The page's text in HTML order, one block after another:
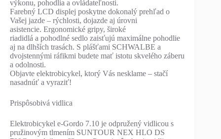
výkonu, pohodlia a ovládateľnosti.
Farebný LCD displej poskytne dokonalý prehľad o
Vašej jazde – rýchlosti, dojazde aj úrovni
asistencie. Ergonomické gripy, široké
riadidlá a pohodlné sedlo zaisťujú maximálne pohodlie
aj na dlhších trasách. S plášťami SCHWALBE a
dvojstennými ráfikmi budete mať istotu skvelého záberu
a odolnosti.
Objavte elektrobicykel, ktorý Vás nesklame – stačí
nasadnúť a vyraziť!
Prispôsobivá vidlica
Elektrobicykel e-Gordo 7.10 je odpružený vidlicou s
pružinovým tlmením SUNTOUR NEX HLO DS